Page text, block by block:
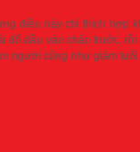
điều này chỉ thích hợp
đổ dầu vào chảo trước,
người cũng như giảm